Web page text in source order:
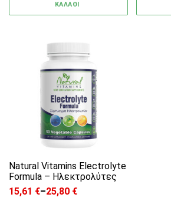
ΚΑΛΑΘΙ
Natural Vitamins Electrolyte
Formula – Ηλεκτρολύτες
15,61 €–25,80 €
Price range: 15,61 € through 25,80 €
Αυτό το προϊόν έχει